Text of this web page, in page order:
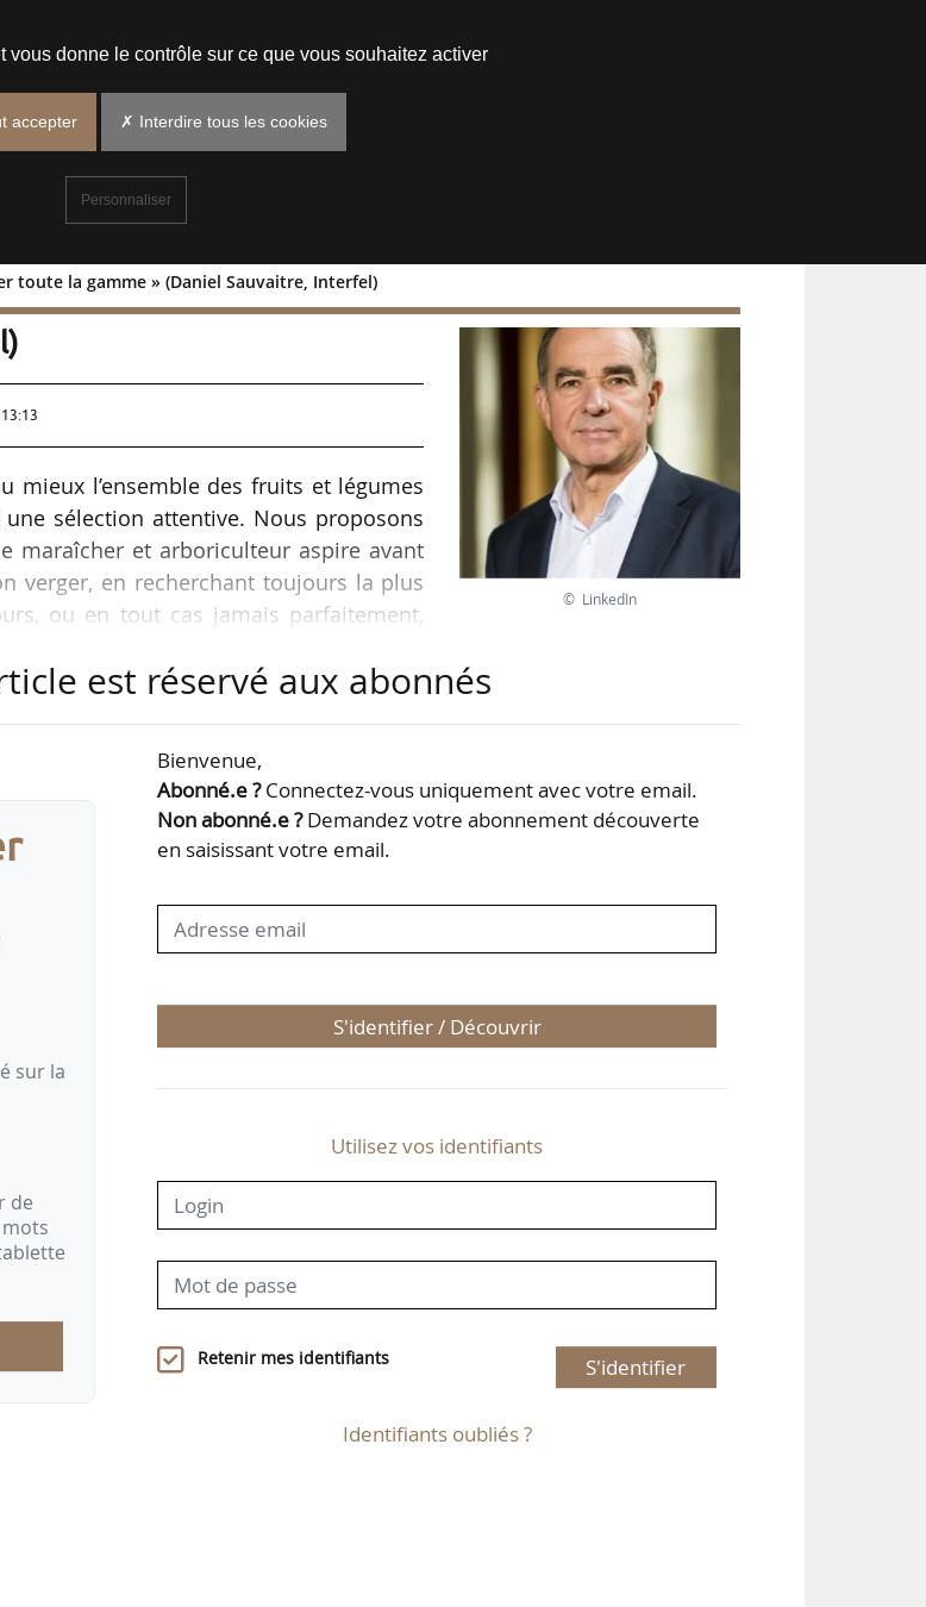
toute la gamme » (Daniel Sauvaitre, Interfel)
occuper toute la
mieux l’ensemble des fruits et légumes
sélection attentive. Nous proposons
maraîcher et arboriculteur aspire avant
verger, en recherchant toujours la plus
ou en tout cas jamais parfaitement,
viticulteur, agriculteur, la motivation est
© LinkedIn
est réservé aux abonnés
sur la
de
Bienvenue,
Abonné.e ?Connectez-vous uniquement avec votre email.
Non abonné.e ?Demandez votre abonnement découverte
en saisissant votre email.
S'identifier / Découvrir
Utilisez vos identifiants
Retenir mes identifiants S'identifier
Identifiants oubliés ?
vous donne le contrôle sur ce que vous souhaitez activer
accepter ✗ Interdire tous les cookies
Personnaliser